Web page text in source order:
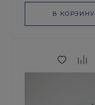
В КОРЗИНУ